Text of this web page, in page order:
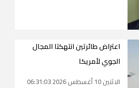
اعتراض طائرتين انتهكتا المجال
الجوي لأمريكا
الاثنين 10 أغسطس 2026 06:31:03